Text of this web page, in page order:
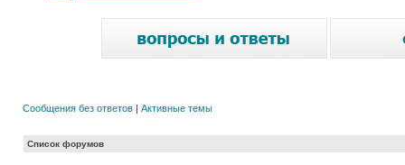
Сообщения без ответов | Активные темы
Список форумов